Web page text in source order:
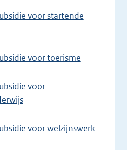
voor startende
voor toerisme
voor
voor welzijnswerk